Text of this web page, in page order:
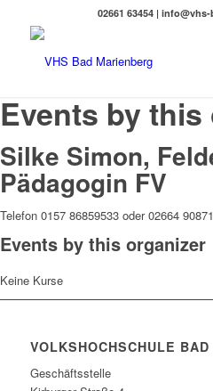
02661 63454 |
Events by
Silke Simon,
Pädagogin FV
Telefon 0157 86859533 oder 02664
Events by this organizer
Keine Kurse
VOLKSHOCHSCHULE
Geschäftsstelle